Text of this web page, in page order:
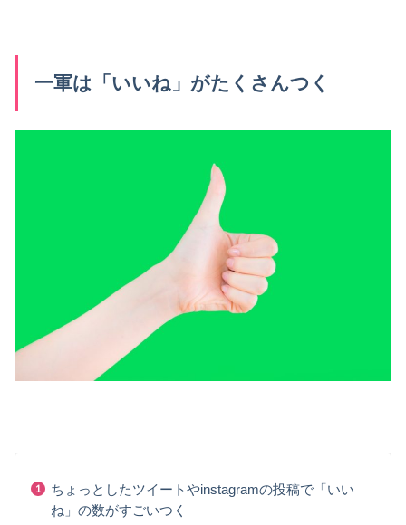
一軍は「いいね」がたくさんつく
ちょっとしたツイートやinstagramの投稿で「いい
ね」の数がすごいつく